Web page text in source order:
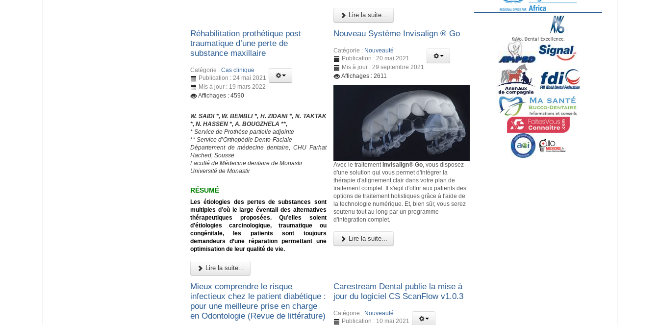
Lire la suite...
Réhabilitation prothétique post
traumatique d’une perte de
substance maxillaire
Catégorie : Cas clinique
Publication : 24 mai 2021
Mis à jour : 19 mars 2022
Affichages : 4590
W. SAIDI *, W. BEMBLI *, H. ZIDANI *, N. TAKTAK
*, N. HASSEN *, A. BOUGZHELA **,
* Service de Prothèse partielle adjointe
** Service d’Orthopédie Dento-Faciale
Département de médecine dentaire, CHU Farhat
Hached, Sousse
Faculté de Médecine dentaire de Monastir
Université de Monastir
RÉSUMÉ
Les étiologies des pertes de substances sont
multiples d’où le large éventail des alternatives
thérapeutiques proposées. Qu’elles soient
d'étiologies carcinologique, traumatique ou
congénitale, les patients sont toujours
demandeurs d’une réparation permettant une
optimisation de leur qualité de vie.
Lire la suite...
Nouveau Système Invisalign ® Go
Catégorie : Nouveauté
Publication : 20 mai 2021
Mis à jour : 29 septembre 2021
Affichages : 2611
Avec le traitementInvisalign®Go, vous disposez
d'une solution qui vous permet d'intégrer la
thérapie d'alignement clair dans votre plan de
traitement complet. Il s'agit d'offrir aux patients des
options de traitement holistiques grâce à l'aide de
la technologie numérique. Et, bien sûr, vous serez
soutenu tout au long par un programme
d'intégration complet.
Lire la suite...
Mieux comprendre le risque
infectieux chez le patient diabétique :
pour une meilleure prise en charge
en Odontologie (Revue de littérature)
Carestream Dental publie la mise à
jour du logiciel CS ScanFlow v1.0.3
Catégorie : Nouveauté
Publication : 10 mai 2021